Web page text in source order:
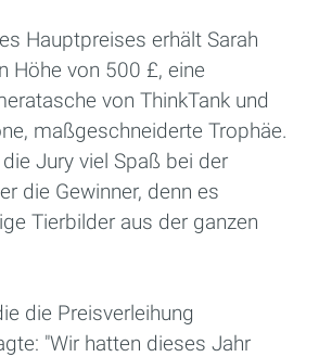
Hauptpreises erhält Sarah
Höhe von 500 £, eine
von ThinkTank und
maßgeschneiderte Trophäe.
Jury viel Spaß bei der
die Gewinner, denn es
Tierbilder aus der ganzen
die Preisverleihung
"Wir hatten dieses Jahr